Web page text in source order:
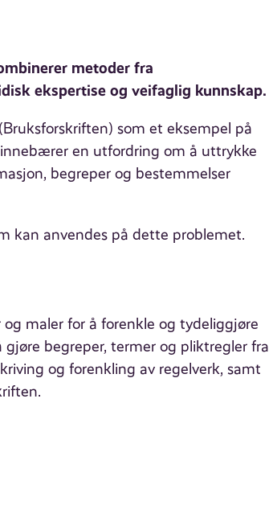
metoder fra
ekspertise og veifaglig kunnskap.
som et eksempel på
en utfordring om å uttrykke
begreper og bestemmelser
kan anvendes på dette problemet.
maler for å forenkle og tydeliggjøre
begreper, termer og pliktregler fra
og forenkling av regelverk, samt